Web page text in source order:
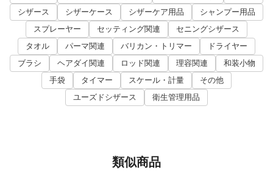
シザース
シザーケース シザーケア用品
シャンプー用品
スプレーヤー
セッティング関連
セニングシザース
タオル
パーマ関連 バリカン・トリマー
ドライヤー
ブラシ
ヘアダイ関連 ロッド関連 理容関連
和装小物
手袋
タイマー スケール・計量
その他
ユーズドシザース
衛生管理用品
類似商品